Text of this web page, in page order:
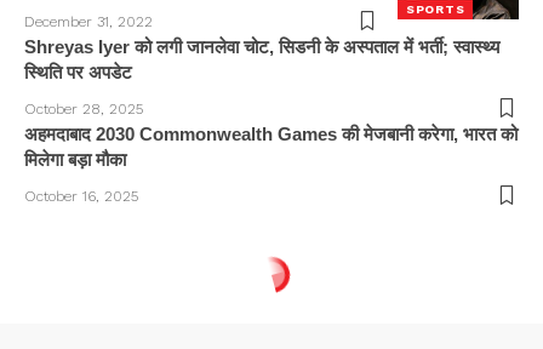
SPORTS
December 31, 2022
Shreyas Iyer को लगी जानलेवा चोट, सिडनी के अस्पताल में भर्ती; स्वास्थ्य
स्थिति पर अपडेट
October 28, 2025
अहमदाबाद 2030 Commonwealth Games की मेजबानी करेगा, भारत को
मिलेगा बड़ा मौका
October 16, 2025